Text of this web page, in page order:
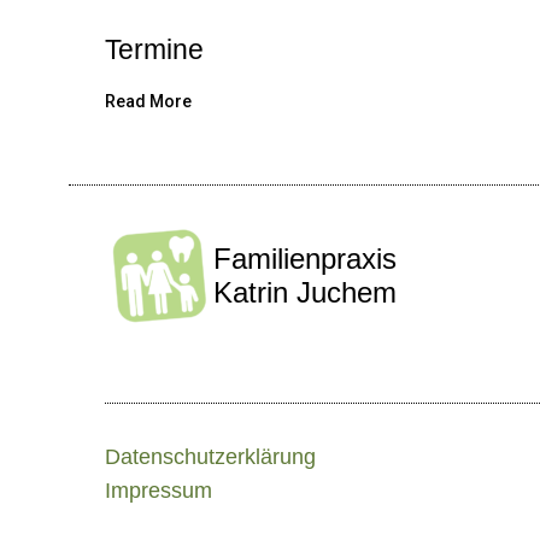
Termine
Read More
Familienpraxis
Katrin Juchem
Datenschutzerklärung
Impressum